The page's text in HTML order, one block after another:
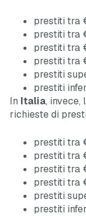
prestiti tra
prestiti tra
prestiti tra
prestiti tra
prestiti
prestiti
In Italia,
richieste di
prestiti tra
prestiti tra
prestiti tra
prestiti tra
prestiti
prestiti